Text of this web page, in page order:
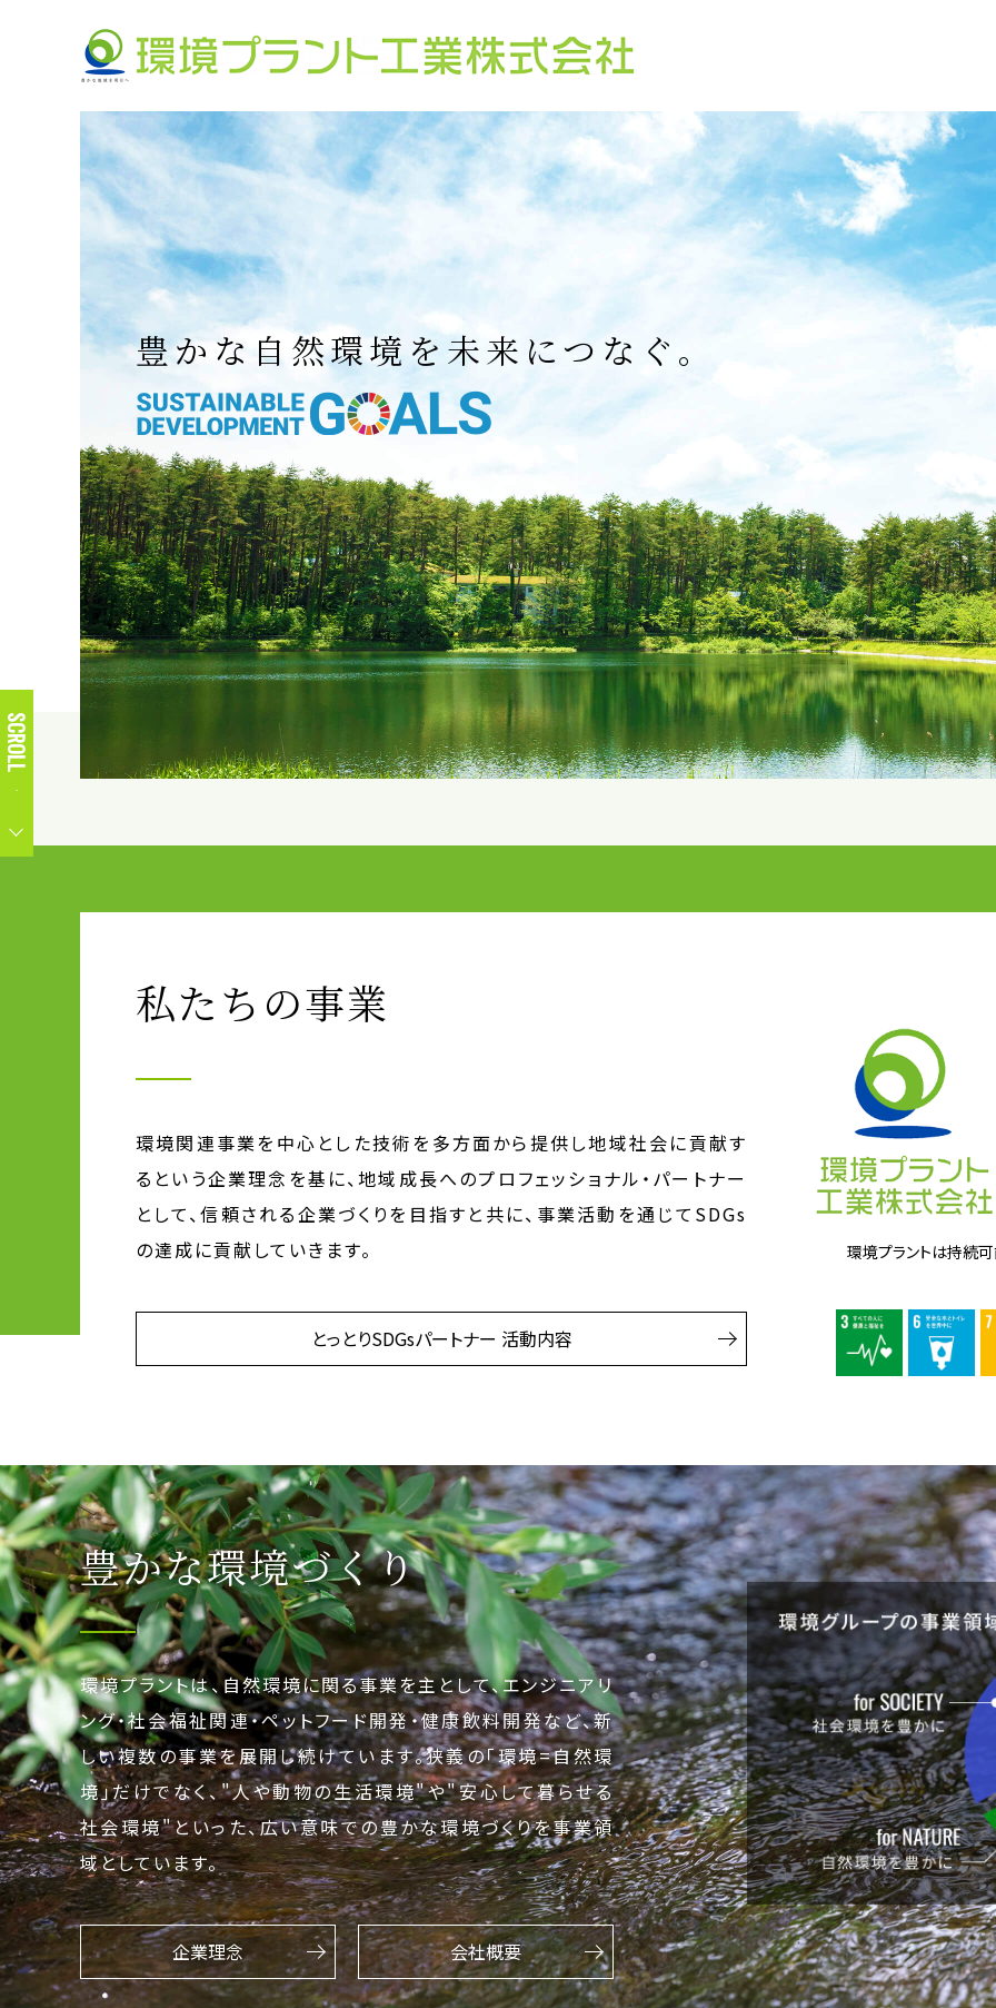
豊かな自然環境を未来につなぐ。
SCROLL
私たちの事業
環境関連事業を中心とした技術を多方面から提供し地域社会に貢献す
るという企業理念を基に、地域成長へのプロフェッショナル・パートナー
として、信頼される企業づくりを目指すと共に、事業活動を通じてSDGs
の達成に貢献していきます。
とっとりSDGsパートナー 活動内容
環境プラントは持続
豊かな環境づくり
環境プラントは、自然環境に関る事業を主として、エンジニアリ
ング・社会福祉関連・ペットフード開発・健康飲料開発など、新
しい複数の事業を展開し続けています。狭義の｢環境=自然環
境｣だけでなく、"人や動物の生活環境"や"安心して暮らせる
社会環境"といった、広い意味での豊かな環境づくりを事業領
域としています。
企業理念 会社概要